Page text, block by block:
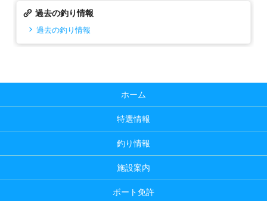
過去の釣り情報
過去の釣り情報
ホーム
特選情報
釣り情報
施設案内
ボート免許